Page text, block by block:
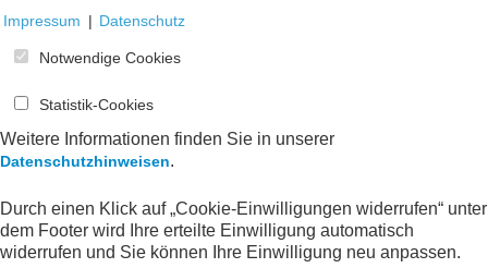
Mitgliedern ggf. entsprechende Stellungnahme
erarbeiten. Datengetriebene Geschäftsmodelle sind
ebenso wie die Datenverarbeitung zur Umsetzung
der Wirtschaft und Verwaltung nicht mehr
Aufgabe im Jahr 2026: Wir wollen die Ziele des
Gesetzgebers, durch aufwandsminimierte
Stellungnahmen unterstützen.
Veröffentlichung des Arbeitskreises
Impressum | Datenschutz
Notwendige Cookies
Statistik-Cookies
Weitere Informationen finden Sie in unserer
Datenschutzhinweisen.
Durch einen Klick auf „Cookie-Einwilligungen widerrufen“ unter
dem Footer wird Ihre erteilte Einwilligung automatisch
widerrufen und Sie können Ihre Einwilligung neu anpassen.